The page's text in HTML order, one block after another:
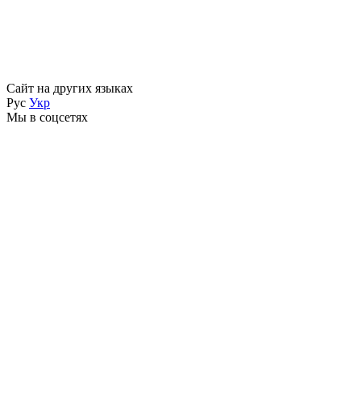
Сайт на других языках
Рус Укр
Мы в соцсетях